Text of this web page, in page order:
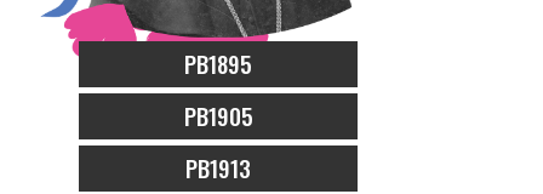
PB1895
PB1905
PB1913